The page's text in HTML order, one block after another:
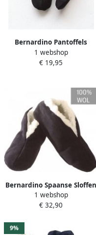
Bernardino Pantoffels
Kinderen Spaanse sloffen
Blauw
1 webshop
€ 19,95
Bernardino Spaanse Sloffen
Unisex Navy 100% wol
1 webshop
€ 32,90
9%